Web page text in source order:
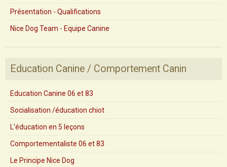
Présentation - Qualifications
Nice Dog Team - Equipe Canine
Education Canine / Comportement Canin
Education Canine 06 et 83
Socialisation /éducation chiot
L'éducation en 5 leçons
Comportementaliste 06 et 83
Le Principe Nice Dog